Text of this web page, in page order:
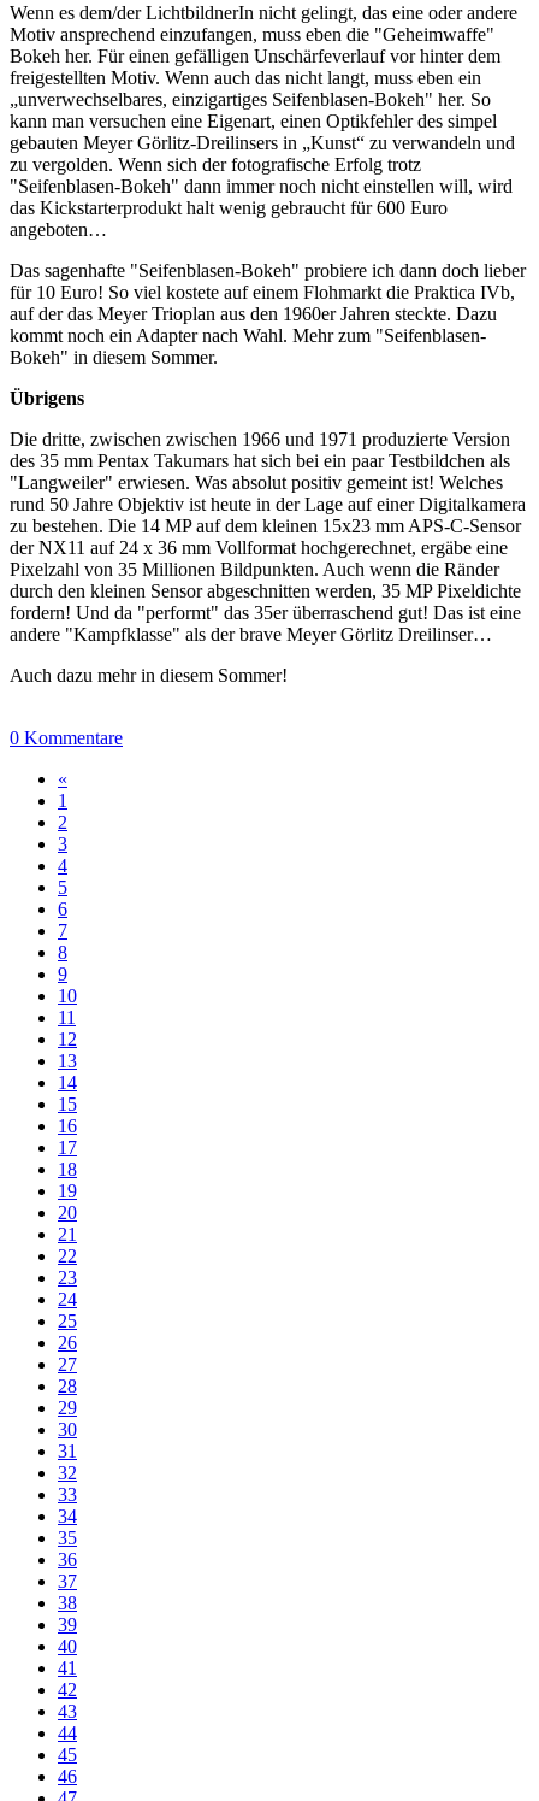
Wenn es dem/der LichtbildnerIn nicht gelingt, das eine oder andere
Motiv ansprechend einzufangen, muss eben die "Geheimwaffe"
Bokeh her. Für einen gefälligen Unschärfeverlauf vor hinter dem
freigestellten Motiv. Wenn auch das nicht langt, muss eben ein
„unverwechselbares, einzigartiges Seifenblasen-Bokeh" her. So
kann man versuchen eine Eigenart, einen Optikfehler des simpel
gebauten Meyer Görlitz-Dreilinsers in „Kunst“ zu verwandeln und
zu vergolden. Wenn sich der fotografische Erfolg trotz
"Seifenblasen-Bokeh" dann immer noch nicht einstellen will, wird
das Kickstarterprodukt halt wenig gebraucht für 600 Euro
angeboten…
Das sagenhafte "Seifenblasen-Bokeh" probiere ich dann doch lieber
für 10 Euro! So viel kostete auf einem Flohmarkt die Praktica IVb,
auf der das Meyer Trioplan aus den 1960er Jahren steckte. Dazu
kommt noch ein Adapter nach Wahl. Mehr zum "Seifenblasen-
Bokeh" in diesem Sommer.
Übrigens
Die dritte, zwischen zwischen 1966 und 1971 produzierte Version
des 35 mm Pentax Takumars hat sich bei ein paar Testbildchen als
"Langweiler" erwiesen. Was absolut positiv gemeint ist! Welches
rund 50 Jahre Objektiv ist heute in der Lage auf einer Digitalkamera
zu bestehen. Die 14 MP auf dem kleinen 15x23 mm APS-C-Sensor
der NX11 auf 24 x 36 mm Vollformat hochgerechnet, ergäbe eine
Pixelzahl von 35 Millionen Bildpunkten. Auch wenn die Ränder
durch den kleinen Sensor abgeschnitten werden, 35 MP Pixeldichte
fordern! Und da "performt" das 35er überraschend gut! Das ist eine
andere "Kampfklasse" als der brave Meyer Görlitz Dreilinser…
Auch dazu mehr in diesem Sommer!
0 Kommentare
«
1
2
3
4
5
6
7
8
9
10
11
12
13
14
15
16
17
18
19
20
21
22
23
24
25
26
27
28
29
30
31
32
33
34
35
36
37
38
39
40
41
42
43
44
45
46